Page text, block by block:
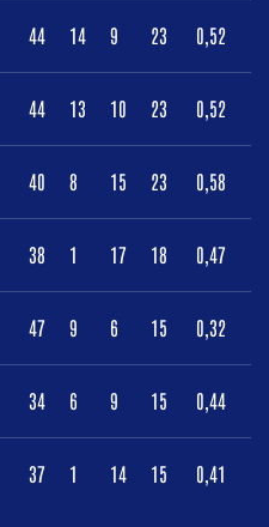
44 14 9 23 0,52
44 13 10 23 0,52
40 8 15 23 0,58
38 1 17 18 0,47
47 9 6 15 0,32
34 6 9 15 0,44
37 1 14 15 0,41